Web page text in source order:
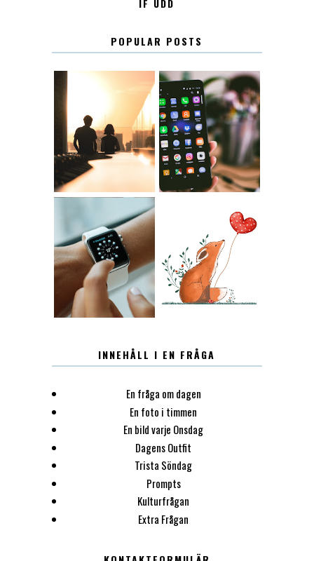
IF UDD
POPULAR POSTS
KONTAKT KONTAKTLISTA
12.30 LUGN
INNEHÅLL I EN FRÅGA
En fråga om dagen
En foto i timmen
En bild varje Onsdag
Dagens Outfit
Trista Söndag
Prompts
Kulturfrågan
Extra Frågan